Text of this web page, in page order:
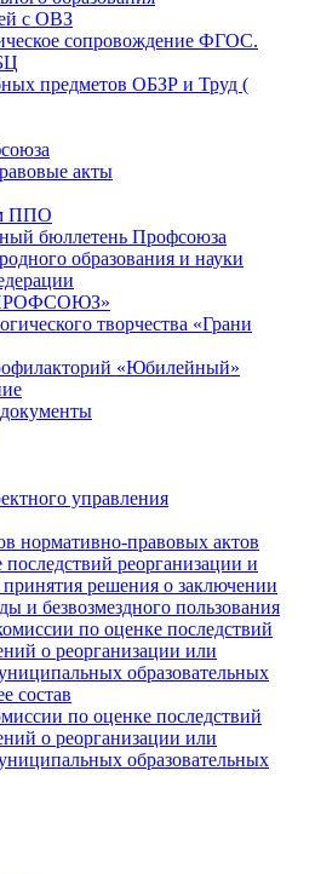
с ОВЗ
сопровождение ФГОС.
предметов ОБЗР и Труд (
акты
ППО
бюллетень Профсоюза
образования и науки
творчества «Грани
«Юбилейный»
управления
нормативно-правовых актов
реорганизации и
решения о заключении
и безвозмездного пользования
по оценке последствий
о реорганизации или
образовательных
состав
по оценке последствий
о реорганизации или
образовательных